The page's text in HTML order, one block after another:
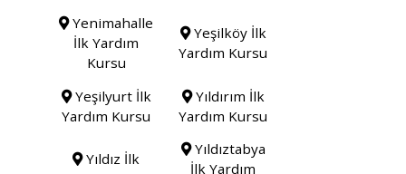
Yenimahalle
İlk Yardım
Kursu
Yeşilköy İlk
Yardım Kursu
Yeşilyurt İlk
Yardım Kursu
Yıldırım İlk
Yardım Kursu
Yıldız İlk
Yıldıztabya
İlk Yardım